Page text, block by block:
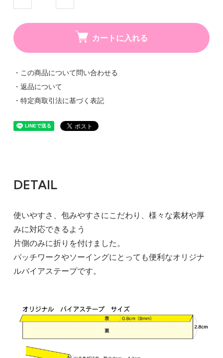
カートに入れる
・この商品について問い合わせる
・返品について
・特定商取引法に基づく表記
DETAIL
使いやすさ、包みやすさにこだわり、様々な素材や厚
みに対応できるよう
片側のみに折りを付けました。
パッチワークやソーイングにとっても便利なオリジナ
ルバイアステープです。